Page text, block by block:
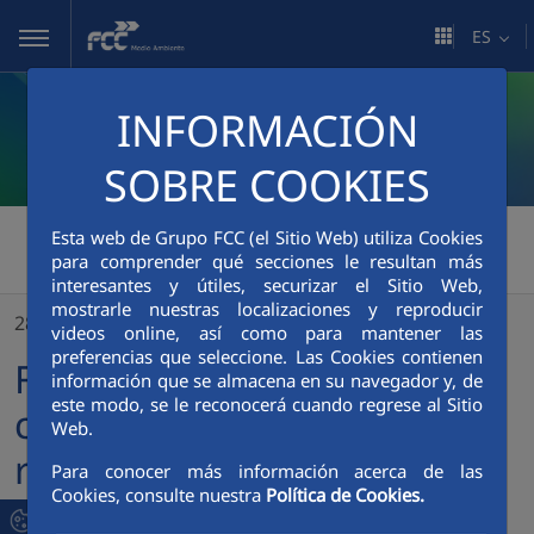
Saltar al contenido principal
INFORMACIÓN
SOBRE COOKIES
Esta web de Grupo FCC (el Sitio Web) utiliza Cookies
para comprender qué secciones le resultan más
interesantes y útiles, securizar el Sitio Web,
mostrarle nuestras localizaciones y reproducir
videos online, así como para mantener las
preferencias que seleccione. Las Cookies contienen
información que se almacena en su navegador y, de
este modo, se le reconocerá cuando regrese al Sitio
Web.
Para conocer más información acerca de las
Cookies, consulte nuestra Política de Cookies.
ES
FCC Medio Ambiente >
FCC Medio Ambiente continuará prestando la recogida selectiva en la Mancomunidad de San Marcos (Guipúzcoa)
28/02/2024
FCC Medio Ambiente
continuará prestando la
recogida selectiva en la
Mancomunidad de San